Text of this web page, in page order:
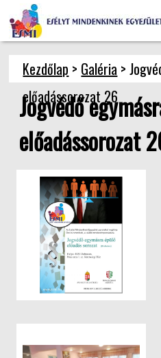
Kezdőlap > Galéria >
előadássorozat 26
Jogvédő
előadássorozat